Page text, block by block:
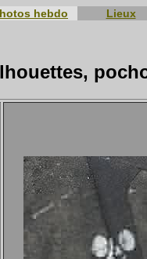
hebdo Lieux